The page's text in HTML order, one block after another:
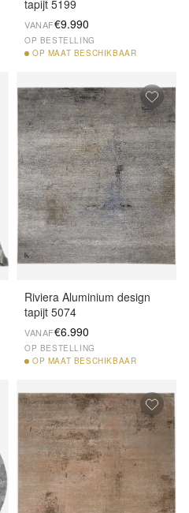
tapijt 5199
VANAF€9.990
OP BESTELLING
OP MAAT BESCHIKBAAR
Riviera Aluminium design
tapijt 5074
VANAF€6.990
OP BESTELLING
OP MAAT BESCHIKBAAR